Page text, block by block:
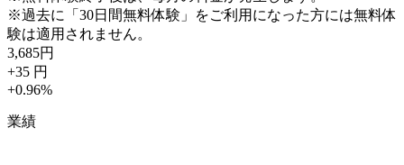
※過去に「30日間無料体験」をご利用になった方には無料体
験は適用されません。
3,685円
+35 円
+0.96%
業績